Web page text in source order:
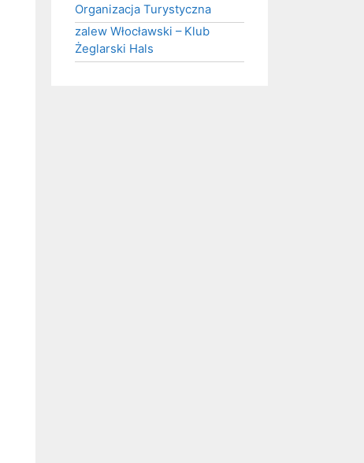
Organizacja Turystyczna
zalew Włocławski – Klub
Żeglarski Hals